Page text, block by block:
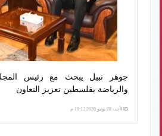
جوهر نبيل يبحث مع رئيس
والرياضة بفلسطين تعزيز التعاون
الأحد، 28 يونيو 2026 10:12 م